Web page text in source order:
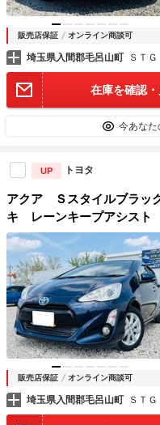
販売店保証 オンライン商談可
埼玉県入間郡毛呂山町 ＳＴ
在庫を確認
今あなた
UP トヨタ
アクア Ｓスタイルブラ
キ レーンキープアシ
ＤＶＤ ＢＴ ＴＶ Ｓキ
トＡＣ／ライト 電格ミラ
イト
販売店保証 オンライン商談可
埼玉県入間郡毛呂山町 ＳＴ